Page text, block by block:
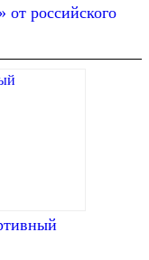
от российского